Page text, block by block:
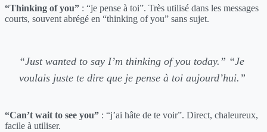
“Thinking of you” : “je pense à toi”. Très utilisé dans les messages
courts, souvent abrégé en “thinking of you” sans sujet.
“Just wanted to say I’m thinking of you today.” “Je
voulais juste te dire que je pense à toi aujourd’hui.”
“Can’t wait to see you” : “j’ai hâte de te voir”. Direct, chaleureux,
facile à utiliser.